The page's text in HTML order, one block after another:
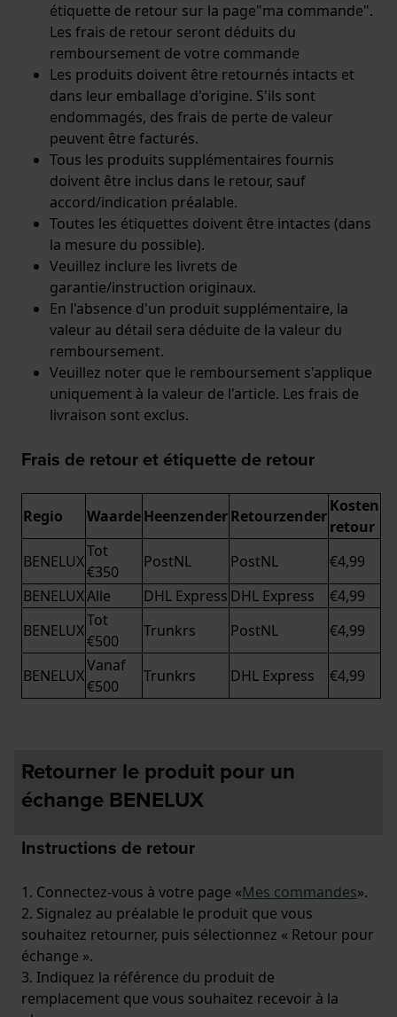
étiquette de retour sur la page"ma commande".
Les frais de retour seront déduits du
remboursement de votre commande
Les produits doivent être retournés intacts et
dans leur emballage d'origine. S'ils sont
endommagés, des frais de perte de valeur
peuvent être facturés.
Tous les produits supplémentaires fournis
doivent être inclus dans le retour, sauf
accord/indication préalable.
Toutes les étiquettes doivent être intactes (dans
la mesure du possible).
Veuillez inclure les livrets de
garantie/instruction originaux.
En l'absence d'un produit supplémentaire, la
valeur au détail sera déduite de la valeur du
remboursement.
Veuillez noter que le remboursement s'applique
uniquement à la valeur de l'article. Les frais de
livraison sont exclus.
Frais de retour et étiquette de retour
Regio WaardeHeenzenderRetourzender
Kosten
retour
BENELUX
Tot
€350
PostNL PostNL
€4,99
BENELUXAlle DHL Express DHL Express
€4,99
BENELUX
Tot
€500
Trunkrs PostNL €4,99
BENELUX
Vanaf
€500
Trunkrs DHL Express €4,99
Retourner le produit pour un
échange BENELUX
Instructions de retour
1. Connectez-vous à votre page «Mes commandes».
2. Signalez au préalable le produit que vous
souhaitez retourner, puis sélectionnez « Retour pour
échange ».
3. Indiquez la référence du produit de
remplacement que vous souhaitez recevoir à la